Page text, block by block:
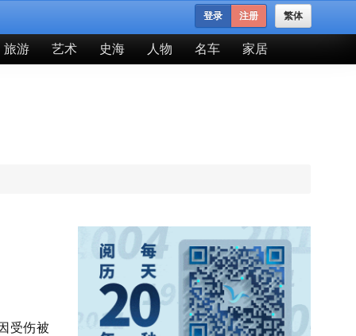
繁体
登录 注册
旅游 艺术 史海 人物 名车 家居
受伤被